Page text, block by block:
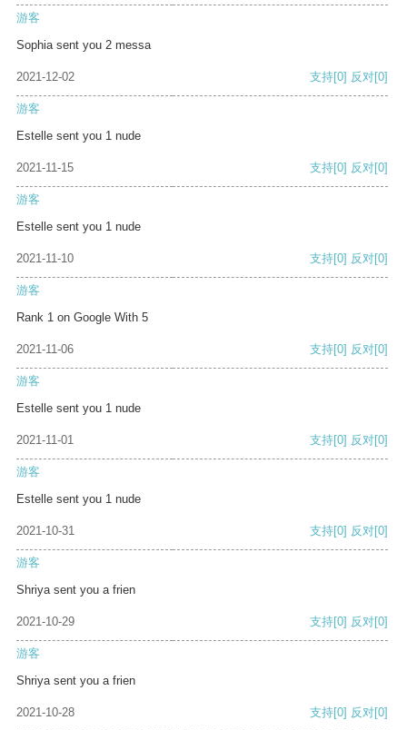
游客
Sophia sent you 2 messa
2021-12-02 支持[0] 反对[0]
游客
Estelle sent you 1 nude
2021-11-15 支持[0] 反对[0]
游客
Estelle sent you 1 nude
2021-11-10 支持[0] 反对[0]
游客
Rank 1 on Google With 5
2021-11-06 支持[0] 反对[0]
游客
Estelle sent you 1 nude
2021-11-01 支持[0] 反对[0]
游客
Estelle sent you 1 nude
2021-10-31 支持[0] 反对[0]
游客
Shriya sent you a frien
2021-10-29 支持[0] 反对[0]
游客
Shriya sent you a frien
2021-10-28 支持[0] 反对[0]